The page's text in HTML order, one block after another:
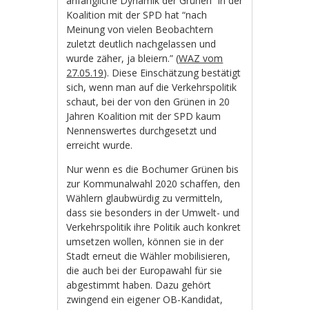
Koalition mit der SPD hat “nach
Meinung von vielen Beobachtern
zuletzt deutlich nachgelassen und
wurde zäher, ja bleiern.” (WAZ vom
27.05.19). Diese Einschätzung bestätigt
sich, wenn man auf die Verkehrspolitik
schaut, bei der von den Grünen in 20
Jahren Koalition mit der SPD kaum
Nennenswertes durchgesetzt und
erreicht wurde.
Nur wenn es die Bochumer Grünen bis
zur Kommunalwahl 2020 schaffen, den
Wählern glaubwürdig zu vermitteln,
dass sie besonders in der Umwelt- und
Verkehrspolitik ihre Politik auch konkret
umsetzen wollen, können sie in der
Stadt erneut die Wähler mobilisieren,
die auch bei der Europawahl für sie
abgestimmt haben. Dazu gehört
zwingend ein eigener OB-Kandidat,